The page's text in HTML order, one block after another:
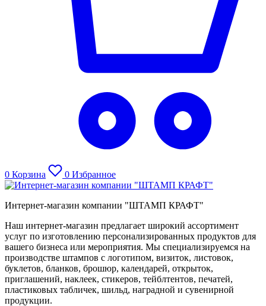
0 Корзина 0 Избранное
Интернет-магазин компании "ШТАМП КРАФТ"
Наш интернет-магазин предлагает широкий ассортимент
услуг по изготовлению персонализированных продуктов для
вашего бизнеса или мероприятия. Мы специализируемся на
производстве штампов с логотипом, визиток, листовок,
буклетов, бланков, брошюр, календарей, открыток,
приглашений, наклеек, стикеров, тейблтентов, печатей,
пластиковых табличек, шильд, наградной и сувенирной
продукции.